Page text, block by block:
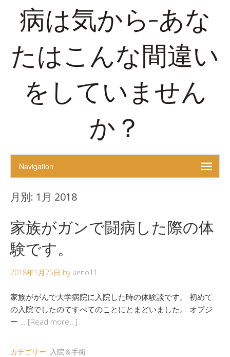
病は気から-あな
たはこんな間違い
をしていません
か？
月別: 1月 2018
家族がガンで闘病した際の体
験です。
2018年1月25日 by ueno11
家族ががんで大学病院に入院した時の体験談です。 初めて
の入院でしたのてすべてのことにとまどいました。 オプジ
ー … [Read more…]
カテゴリー: 入院＆手術